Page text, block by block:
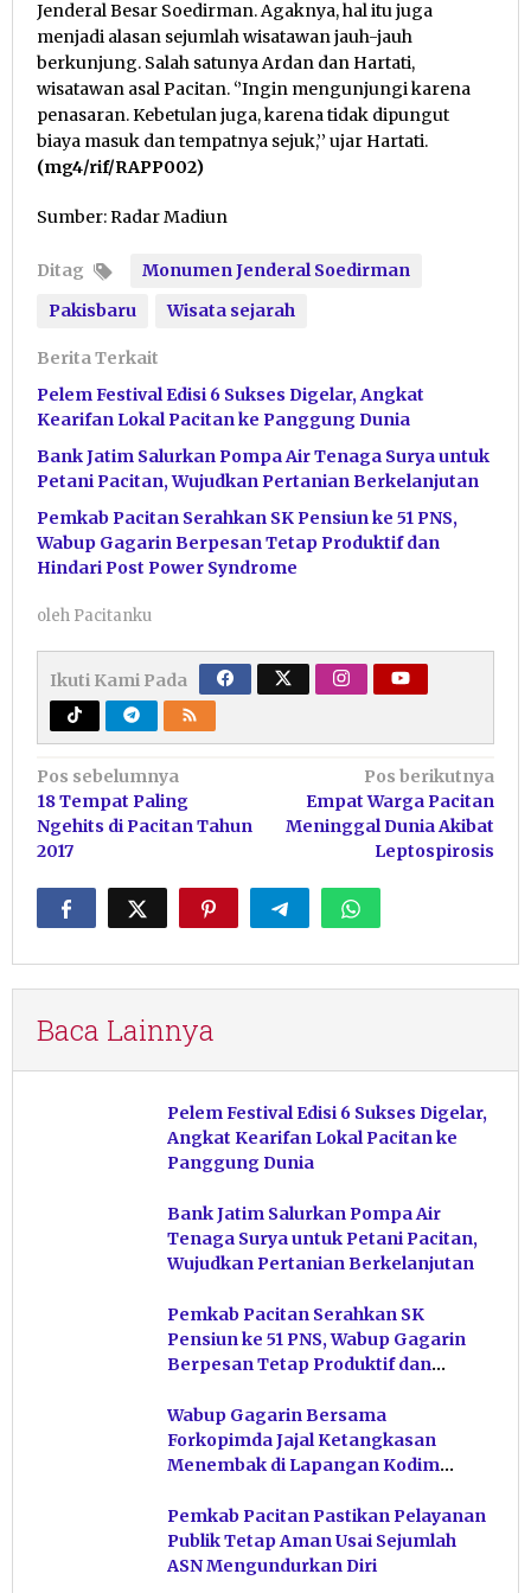
Jenderal Besar Soedirman. Agaknya, hal itu juga
menjadi alasan sejumlah wisatawan jauh-jauh
berkunjung. Salah satunya Ardan dan Hartati,
wisatawan asal Pacitan. ‘’Ingin mengunjungi karena
penasaran. Kebetulan juga, karena tidak dipungut
biaya masuk dan tempatnya sejuk,’’ ujar Hartati.
(mg4/rif/RAPP002)
Sumber: Radar Madiun
Ditag
Monumen Jenderal Soedirman
Pakisbaru
Wisata sejarah
Berita Terkait
Pelem Festival Edisi 6 Sukses Digelar, Angkat
Kearifan Lokal Pacitan ke Panggung Dunia
Bank Jatim Salurkan Pompa Air Tenaga Surya untuk
Petani Pacitan, Wujudkan Pertanian Berkelanjutan
Pemkab Pacitan Serahkan SK Pensiun ke 51 PNS,
Wabup Gagarin Berpesan Tetap Produktif dan
Hindari Post Power Syndrome
oleh Pacitanku
Ikuti Kami Pada
Navigasi
pos
Pos sebelumnya
18 Tempat Paling
Ngehits di Pacitan Tahun
2017
Pos berikutnya
Empat Warga Pacitan
Meninggal Dunia Akibat
Leptospirosis
Baca Lainnya
Pelem Festival Edisi 6 Sukses Digelar,
Angkat Kearifan Lokal Pacitan ke
Panggung Dunia
Bank Jatim Salurkan Pompa Air
Tenaga Surya untuk Petani Pacitan,
Wujudkan Pertanian Berkelanjutan
Pemkab Pacitan Serahkan SK
Pensiun ke 51 PNS, Wabup Gagarin
Berpesan Tetap Produktif dan
Wabup Gagarin Bersama
Forkopimda Jajal Ketangkasan
Menembak di Lapangan Kodim
Pemkab Pacitan Pastikan Pelayanan
Publik Tetap Aman Usai Sejumlah
ASN Mengundurkan Diri